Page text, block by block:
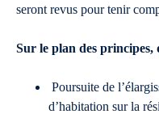
seront revus pour tenir
Sur le plan des principes,
Poursuite de
d’habitation sur la